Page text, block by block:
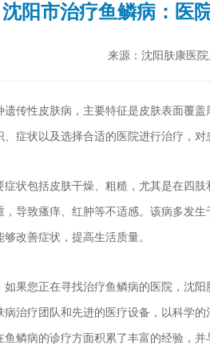
沈阳市治疗鱼鳞病：医
来源：沈阳肤康医
遗传性皮肤病，主要特征是皮肤表面覆盖
症状以及选择合适的医院进行治疗，对
症状包括皮肤干燥、粗糙，尤其是在四
，导致瘙痒、红肿等不适感。该病多发
改善症状，提高生活质量。
如果您正在寻找治疗鱼鳞病的医院，沈
病治疗团队和先进的医疗设备，以科学
鱼鳞病的诊疗方面积累了丰富的经验，